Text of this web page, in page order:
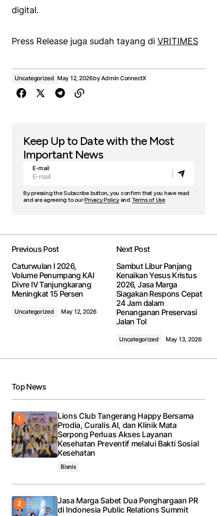
digital.
Press Release juga sudah tayang di VRITIMES
Uncategorized May 12, 2026byAdmin ConnectX
Keep Up to Date with the Most
Important News
E-mail
By pressing the Subscribe button, you confirm that you have read
and are agreeing to ourPrivacy Policyand Terms of Use
Previous Post
Caturwulan I 2026,
Volume Penumpang KAI
Divre IV Tanjungkarang
Meningkat 15 Persen
Uncategorized May 12, 2026
Next Post
Sambut Libur Panjang
Kenaikan Yesus Kristus
2026, Jasa Marga
Siagakan Respons Cepat
24 Jam dalam
Penanganan Preservasi
Jalan Tol
Uncategorized May 13, 2026
Top News
Lions Club Tangerang Happy Bersama
Prodia, Curalis AI, dan Klinik Mata
Serpong Perluas Akses Layanan
Kesehatan Preventif melalui Bakti Sosial
Kesehatan
Bisnis
Jasa Marga Sabet Dua Penghargaan PR
di Indonesia Public Relations Summit